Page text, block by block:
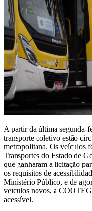
A partir da última segunda-
transporte coletivo estão
metropolitana. Os veículos
Transportes do Estado de
que ganharam a licitação
os requisitos de
Ministério Público, e de
veículos novos, a
acessível.